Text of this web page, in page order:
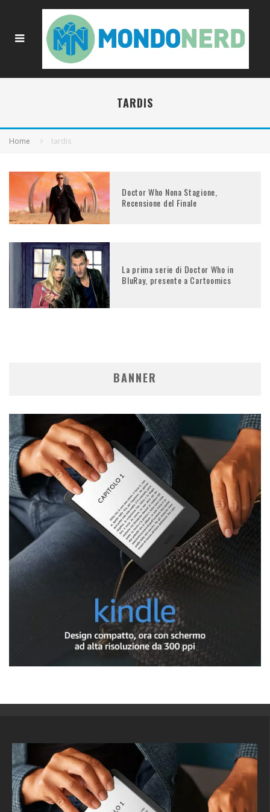
TARDIS
Home tardis
Doctor Who Nona Stagione,
Recensione del Finale
La prima serie di Doctor Who in
BluRay, presente a Cartoomics
BANNER